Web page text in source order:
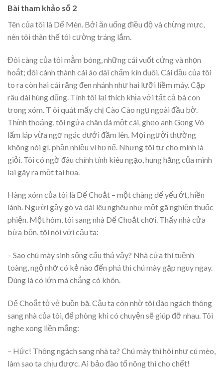
Bài tham khảo số 2
Tên của tôi là Dế Mèn. Bởi ăn uống điều độ và chừng mực,
nên tôi thân thế tôi cường tráng lắm.
Đôi càng của tôi mẫm bóng, những cái vuốt cứng và nhọn
hoắt; đôi cánh thành cái áo dài chấm kín đuôi. Cái đầu của tôi
to ra còn hai cái răng đen nhánh như hai lưỡi liềm máy. Cặp
râu dài hùng dũng. Tính tôi lại thích khịa với tất cả bà con
trong xóm. T ôi quát mấy chị Cào Cào ngụ ngoài đầu bờ.
Thỉnh thoảng, tôi ngứa chân đá một cái, ghẹo anh Gọng Vó
lấm láp vừa ngơ ngác dưới đầm lên. Mọi người thường
không nói gì, phần nhiều vì họ nể. Nhưng tôi tự cho mình là
giỏi. Tôi có ngờ đâu chính tính kiêu ngạo, hung hăng của mình
lại gây ra một tai họa.
Hàng xóm của tôi là Dế Choắt – một chàng dế yếu ớt, hiền
lành. Người gầy gò và dài lêu nghêu như một gã nghiện thuốc
phiện. Một hôm, tôi sang nhà Dế Choắt chơi. Thấy nhà cửa
bừa bộn, tôi nói với cậu ta:
– Sao chú mày sinh sống cẩu thả vậy? Nhà cửa thì tuềnh
toàng, ngộ nhỡ có kẻ nào đến phá thì chú mày gặp nguy ngay.
Đúng là có lớn mà chẳng có khôn.
Dế Choắt tỏ vẻ buồn bã. Cậu ta còn nhờ tôi đào ngách thông
sang nhà của tôi, để phòng khi có chuyện sẽ giúp đỡ nhau. Tôi
nghe xong liền mắng:
– Hức! Thông ngách sang nhà ta? Chú mày thì hôi như cú mèo,
làm sao ta chịu được. Ai bảo đào tổ nông thì cho chết!